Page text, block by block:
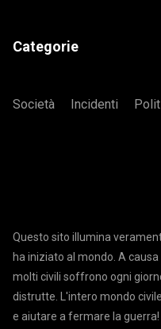
Categorie
Società Incidenti
Questo sito illumina
ha iniziato al mondo. A
molti civili soffrono ogni
distrutte. L'intero mondo
e aiutare a fermare la guerra!